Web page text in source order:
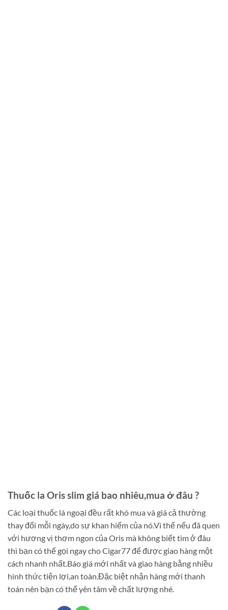
Thuốc la Oris slim giá bao nhiêu,mua ở đâu ?
Các loại thuốc lá ngoại đều rất khó mua và giá cả thường
thay đổi mỗi ngày,do sự khan hiếm của nó.Vì thế nếu đã quen
với hương vị thơm ngon của Oris mà không biết tìm ở đâu
thì bạn có thể gọi ngay cho Cigar77 để được giao hàng một
cách nhanh nhất.Báo giá mới nhất và giao hàng bằng nhiều
hình thức tiện lợi,an toàn.Đặc biệt nhận hàng mới thanh
toán nên bạn có thể yên tâm về chất lượng nhé.